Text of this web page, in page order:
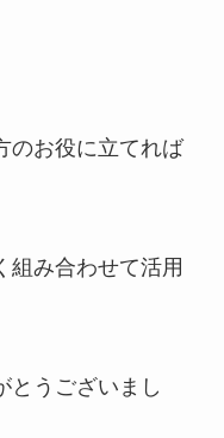
のお役に立てれば
組み合わせて活用
とうございまし